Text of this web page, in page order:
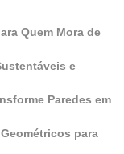
Quem Mora de
e
Paredes em
para